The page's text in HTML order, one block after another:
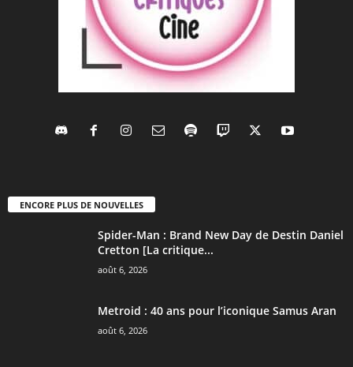
ENCORE PLUS DE NOUVELLES
Spider-Man : Brand New Day de Destin Daniel
Cretton [La critique...
août 6, 2026
Metroid : 40 ans pour l’iconique Samus Aran
août 6, 2026